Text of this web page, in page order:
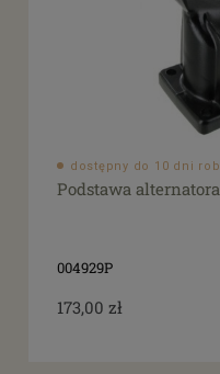
dostępny do 10 dni
Podstawa
004929P
173,00 zł